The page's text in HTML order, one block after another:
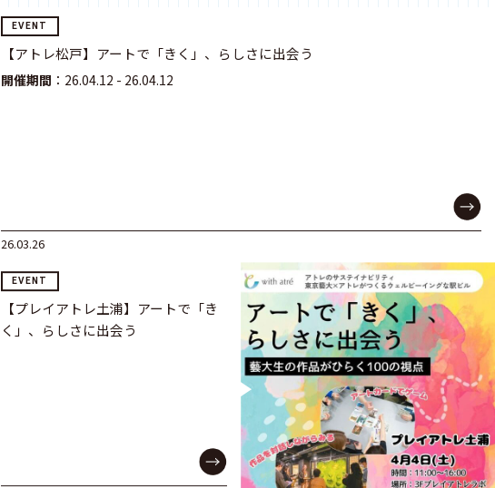
EVENT
【アトレ松戸】アートで「きく」、らしさに出会う
開催期間 ：26.04.12 - 26.04.12
26.03.26
EVENT
【プレイアトレ土浦】アートで「き
く」、らしさに出会う